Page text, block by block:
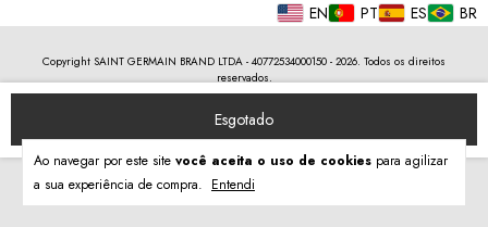
Ao navegar por este site você aceita o uso de cookies para agilizar
a sua experiência de compra. Entendi
EN PT ES BR
Copyright SAINT GERMAIN BRAND LTDA - 40772534000150 - 2026. Todos os direitos
reservados.